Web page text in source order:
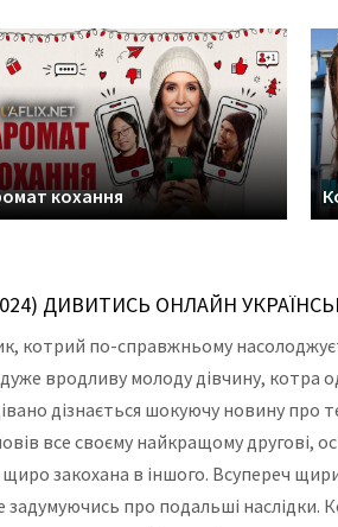
кохання
ДИВИТИСЬ ОНЛАЙН
котрий по-справжньому
вродливу молоду дівчину, котра
дізнається шокуючу новину
все своєму найкращому другові,
закохана в іншого. Всупереч
про подальші